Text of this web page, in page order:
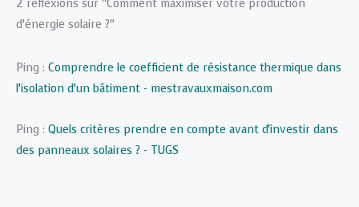
2 réflexions sur “Comment maximiser votre production
d’énergie solaire ?”
Ping : Comprendre le coefficient de résistance thermique dans
l’isolation d’un bâtiment - mestravauxmaison.com
Ping : Quels critères prendre en compte avant d'investir dans
des panneaux solaires ? - TUGS